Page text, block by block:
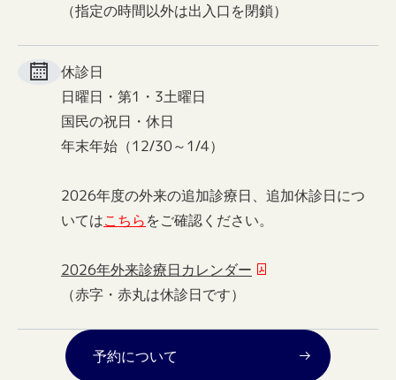
（指定の時間以外は出入口を閉鎖）
休診日
日曜日・第1・3土曜日
国民の祝日・休日
年末年始（12/30～1/4）
2026年度の外来の追加診療日、追加休診日につ
いてはこちらをご確認ください。
2026年外来診療日カレンダー
（赤字・赤丸は休診日です）
予約について